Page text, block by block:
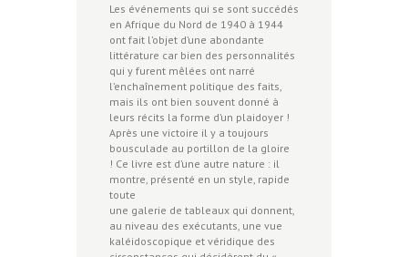
Les événements qui se sont succédés
en Afrique du Nord de 1940 à 1944
ont fait l’objet d’une abondante
littérature car bien des personnalités
qui y furent mêlées ont narré
l’enchaînement politique des faits,
mais ils ont bien souvent donné à
leurs récits la forme d’un plaidoyer !
Après une victoire il y a toujours
bousculade au portillon de la gloire
! Ce livre est d’une autre nature : il
montre, présenté en un style, rapide
toute
une galerie de tableaux qui donnent,
au niveau des exécutants, une vue
kaléidoscopique et véridique des